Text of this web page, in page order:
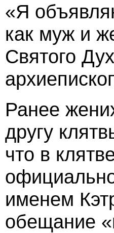
«Я
как муж и
Святого
Ранее
другу
что в
именем
обещание